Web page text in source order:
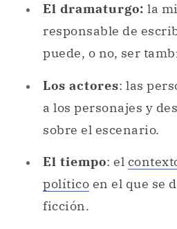
El dramaturgo: la
responsable de
puede, o no, ser
Los actores: las
a los personajes y
sobre el escenario.
El tiempo: el
político en el que se
ficción.